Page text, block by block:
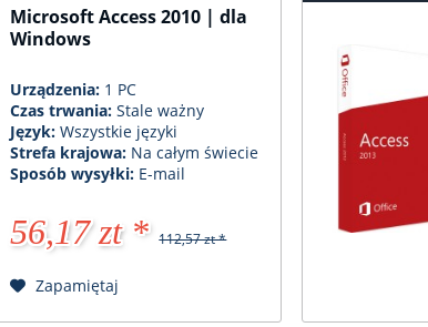
Microsoft Access 2010 | dla
Windows
Urządzenia: 1 PC
Czas trwania:Stale ważny
Język:Wszystkie języki
Strefa krajowa: Na całym świecie
Sposób wysyłki: E-mail
56,17 zt * 112,57 zt *
Zapamiętaj